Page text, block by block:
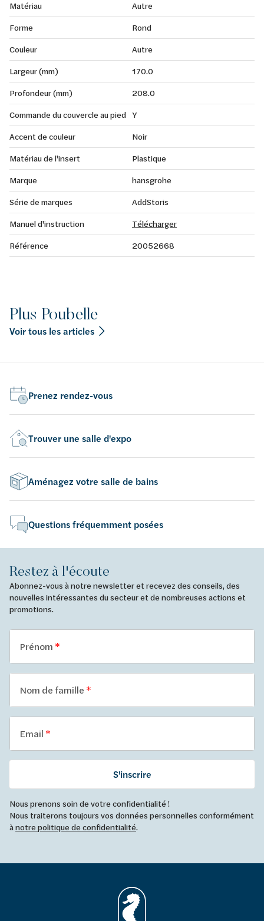
Matériau
Autre
Forme
Rond
Couleur
Autre
Largeur (mm)
170.0
Profondeur (mm)
208.0
Commande du couvercle au pied Y
Accent de couleur
Noir
Matériau de l'insert
Plastique
Marque
hansgrohe
Série de marques
AddStoris
Manuel d'instruction
Télécharger
Référence
20052668
Plus Poubelle
Voir tous les articles
Prenez rendez-vous
Trouver une salle d'expo
Aménagez votre salle de bains
Questions fréquemment posées
Restez à l'écoute
Abonnez-vous à notre newsletter et recevez des conseils, des
nouvelles intéressantes du secteur et de nombreuses actions et
promotions.
Prénom
Nom de famille
Email
S'inscrire
Nous prenons soin de votre confidentialité !
Nous traiterons toujours vos données personnelles conformément
ànotre politique de confidentialité.